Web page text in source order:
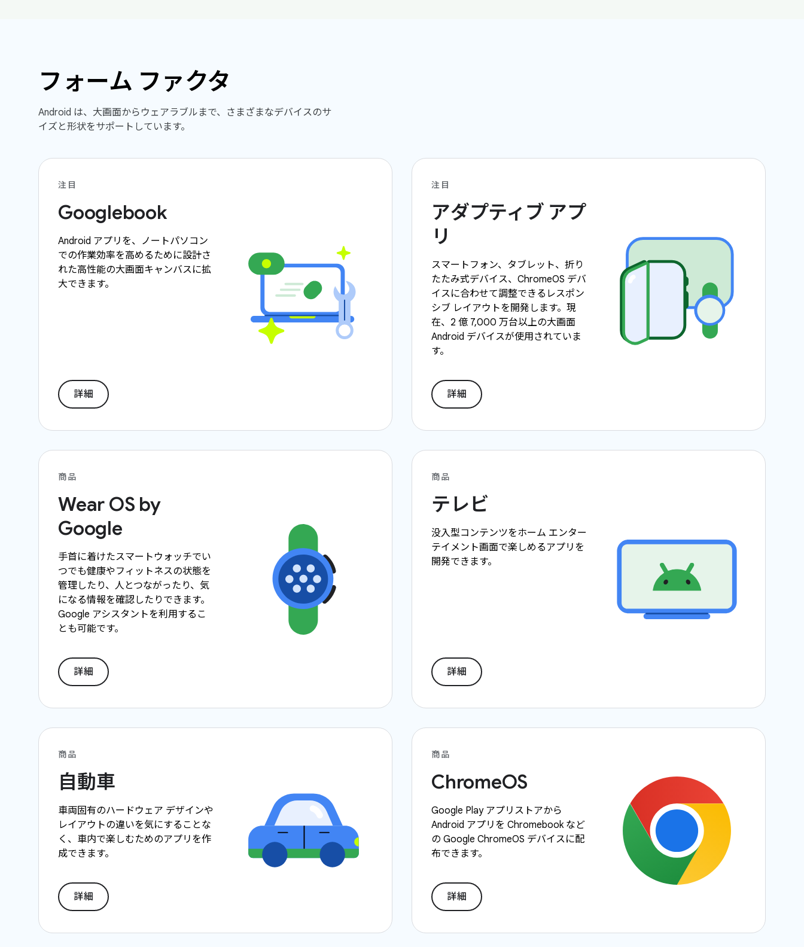
フォーム ファクタ
Android は、大画面からウェアラブルまで、さまざまなデバイスのサ
イズと形状をサポートしています。
注目
Googlebook
Android アプリを、ノートパソコン
での作業効率を高めるために設計さ
れた高性能の大画面キャンバスに拡
大できます。
詳細
注目
アダプティブ アプ
リ
スマートフォン、タブレット、折り
たたみ式デバイス、ChromeOS デバ
イスに合わせて調整できるレスポン
シブ レイアウトを開発します。現
在、2 億 7,000 万台以上の大画面
Android デバイスが使用されていま
す。
詳細
商品
Wear OS by
Google
手首に着けたスマートウォッチでい
つでも健康やフィットネスの状態を
管理したり、人とつながったり、気
になる情報を確認したりできます。
Google アシスタントを利用するこ
とも可能です。
詳細
商品
テレビ
没入型コンテンツをホーム エンター
テイメント画面で楽しめるアプリを
開発できます。
詳細
商品
自動車
車両固有のハードウェア デザインや
レイアウトの違いを気にすることな
く、車内で楽しむためのアプリを作
成できます。
詳細
商品
ChromeOS
Google Play アプリストアから
Android アプリを Chromebook など
の Google ChromeOS デバイスに配
布できます。
詳細